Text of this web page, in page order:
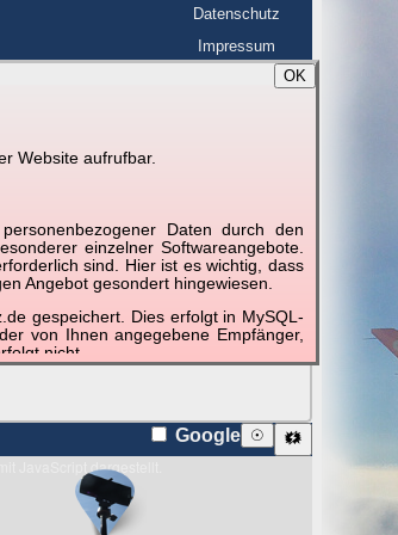
OK
Website aufrufbar.
Daten durch den
einzelner Softwareangebote.
sind. Hier ist es wichtig, dass
Angebot gesondert hingewiesen.
gespeichert. Dies erfolgt in MySQL-
von Ihnen angegebene Empfänger,
nicht.
Vorschriften. Da durch neue
Datenschutz
Impressum
Karte
dem Foto bzw. im
🗱
☉
Google
JavaScript dargestellt.